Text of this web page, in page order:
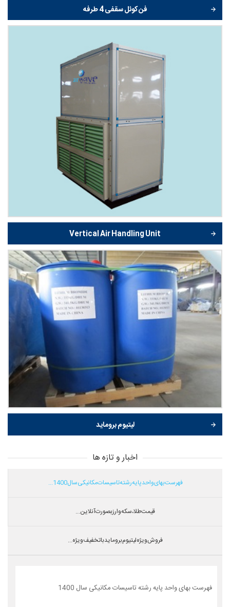
فن کوئل سقفی 4 طرفه
Vertical Air Handling Unit
لیتیوم بروماید
اخبار و تازه ها
فهرست بهای واحد پایه رشته تاسیسات مکانیکی سال 1400...
قیمت طلا،سکه و ارز بصورت آنلاین...
فروش ویژه لیتیوم بروماید با تخفیف ویژه...
فهرست بهای واحد پایه رشته تاسیسات مکانیکی سال 1400